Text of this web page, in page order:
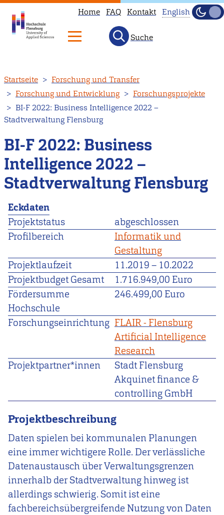
zum
Inhalt
Home FAQ Kontakt
available
English
instead.
English
Hell
Suche
Startseite
Forschung und Transfer
Forschung und Entwicklung
Forschungsprojekte
BI-F 2022: Business Intelligence 2022 –
Stadtverwaltung Flensburg
BI-F 2022: Business
Intelligence 2022 –
Stadtverwaltung Flensburg
Eckdaten
Projektstatus
abgeschlossen
Profilbereich
Informatik und
Gestaltung
Projektlaufzeit
11.2019 – 10.2022
Projektbudget Gesamt
1.716.949,00 Euro
Fördersumme
Hochschule
246.499,00 Euro
Forschungseinrichtung FLAIR - Flensburg
Artificial Intelligence
Research
Projektpartner*innen
Stadt Flensburg
Akquinet finance &
controlling GmbH
Projektbeschreibung
Daten spielen bei kommunalen Planungen
eine immer wichtigere Rolle. Der verlässliche
Datenaustausch über Verwaltungsgrenzen
innerhalb der Stadtverwaltung hinweg ist
allerdings schwierig. Somit ist eine
fachbereichsübergreifende Nutzung von Daten